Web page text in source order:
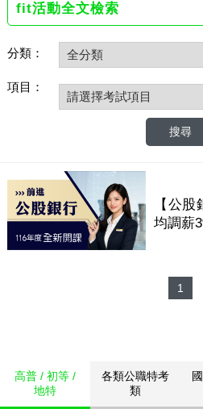
fit活動全文檢索
分類：
項目：
【公
均調薪
1
高普 / 初等 /
地特
各類公職特考
類